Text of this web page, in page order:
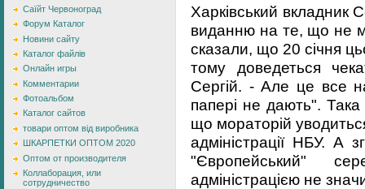
Саїйт Червоноград
Форум Каталог
Новини сайту
Каталог файлів
Онлайн игры
Комментарии
Фотоальбом
Каталог сайтов
товари оптом від виробника
ШКАРПЕТКИ ОПТОМ 2020
Оптом от производителя
Коллаборация, или
сотрудничество
Харківський вкладник
виданню на те, що не
сказали, що 20 січня
тому доведеться
Сергій. - Але це все
папері не дають". Така
що мораторій
адміністрації НБУ. А
"Європейський"
адміністрацією не